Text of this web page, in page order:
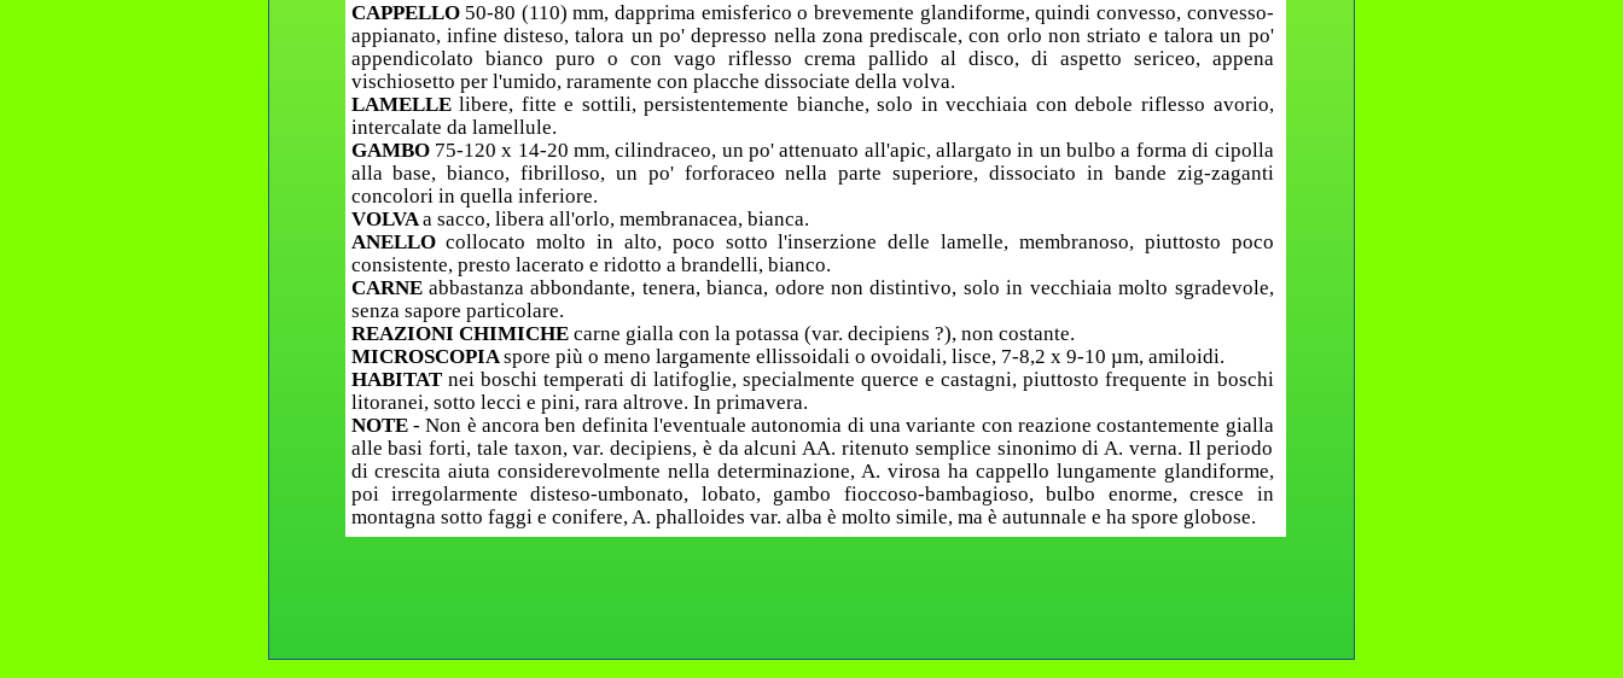
CAPPELLO 50-80 (110) mm, dapprima emisferico o brevemente glandiforme, quindi convesso, convesso-
appianato, infine disteso, talora un po' depresso nella zona prediscale, con orlo non striato e talora un po'
appendicolato bianco puro o con vago riflesso crema pallido al disco, di aspetto sericeo, appena
vischiosetto per l'umido, raramente con placche dissociate della volva.
LAMELLElibere, fitte e sottili, persistentemente bianche, solo in vecchiaia con debole riflesso avorio,
intercalate da lamellule.
GAMBO 75-120 x 14-20 mm, cilindraceo, un po' attenuato all'apic, allargato in un bulbo a forma di cipolla
alla base, bianco, fibrilloso, un po' forforaceo nella parte superiore, dissociato in bande zig-zaganti
concolori in quella inferiore.
VOLVAa sacco, libera all'orlo, membranacea, bianca.
ANELLOcollocato molto in alto, poco sotto l'inserzione delle lamelle, membranoso, piuttosto poco
consistente, presto lacerato e ridotto a brandelli, bianco.
CARNE abbastanza abbondante, tenera, bianca, odore non distintivo, solo in vecchiaia molto sgradevole,
senza sapore particolare.
REAZIONI CHIMICHE carne gialla con la potassa (var. decipiens ?), non costante.
MICROSCOPIAspore più o meno largamente ellissoidali o ovoidali, lisce, 7-8,2 x 9-10 µm, amiloidi.
HABITAT nei boschi temperati di latifoglie, specialmente querce e castagni, piuttosto frequente in boschi
litoranei, sotto lecci e pini, rara altrove. In primavera.
NOTE - Non è ancora ben definita l'eventuale autonomia di una variante con reazione costantemente gialla
alle basi forti, tale taxon, var. decipiens, è da alcuni AA. ritenuto semplice sinonimo di A. verna. Il periodo
di crescita aiuta considerevolmente nella determinazione, A. virosa ha cappello lungamente glandiforme,
poi irregolarmente disteso-umbonato, lobato, gambo fioccoso-bambagioso, bulbo enorme, cresce in
montagna sotto faggi e conifere, A. phalloides var. alba è molto simile, ma è autunnale e ha spore globose.